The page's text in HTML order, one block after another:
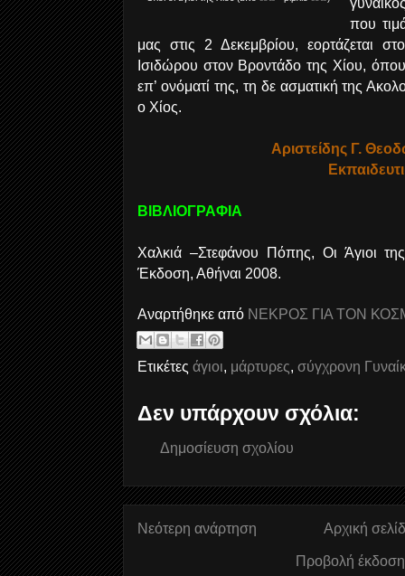
που
μας στις 2 Δεκεμβρίου, εορτάζεται
Ισιδώρου στον Βροντάδο της Χίου, όπου
επ’ ονόματί της, τη δε ασματική της
ο Χίος.
Αριστείδης Γ.
ΒΙΒΛΙΟΓΡΑΦΙΑ
Χαλκιά –Στεφάνου Πόπης, Οι Άγιοι
Έκδοση, Αθήναι 2008.
Αναρτήθηκε από ΝΕΚΡΟΣ ΓΙΑ ΤΟΝ
Ετικέτες άγιοι, μάρτυρες, σύγχρονη
Δεν υπάρχουν σχόλια:
Δημοσίευση σχολίου
Νεότερη ανάρτηση Αρχική
Προβολή